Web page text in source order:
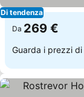
Di tendenza
Da 269 €
Guarda i prezzi di